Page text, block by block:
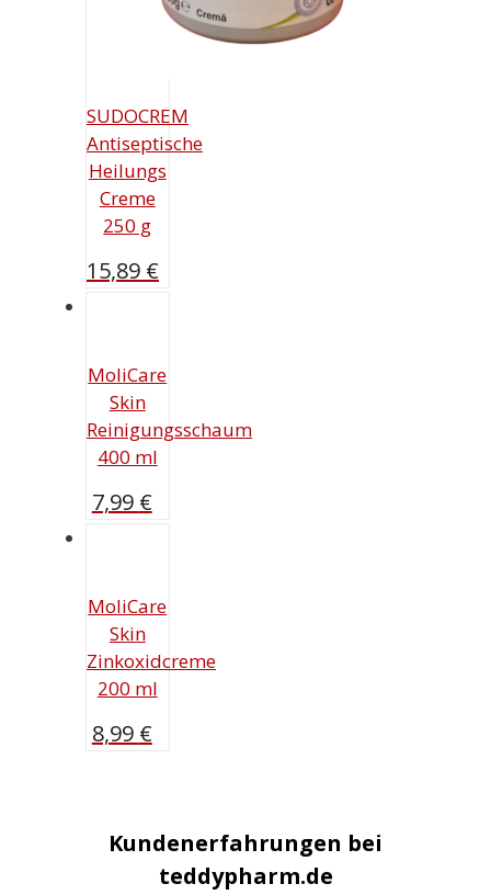
SUDOCREM
Antiseptische
Heilungs
Creme
250 g
15,89 €
MoliCare
Skin
Reinigungsschaum
400 ml
7,99 €
MoliCare
Skin
Zinkoxidcreme
200 ml
8,99 €
Kundenerfahrungen bei
teddypharm.de